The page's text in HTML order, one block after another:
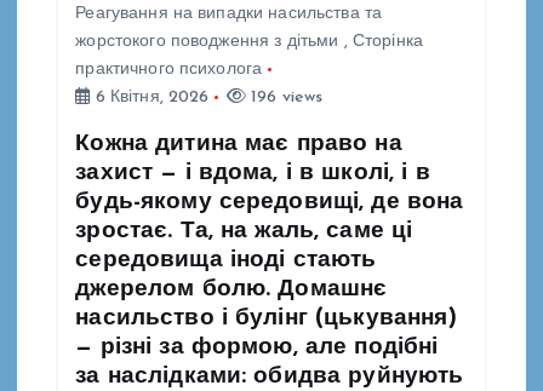
Реагування на випадки насильства та
жорстокого поводження з дітьми , Сторінка
практичного психолога
6 Квітня, 2026
196 views
Кожна дитина має право на
захист — і вдома, і в школі, і в
будь-якому середовищі, де вона
зростає. Та, на жаль, саме ці
середовища іноді стають
джерелом болю. Домашнє
насильство і булінг (цькування)
— різні за формою, але подібні
за наслідками: обидва руйнують